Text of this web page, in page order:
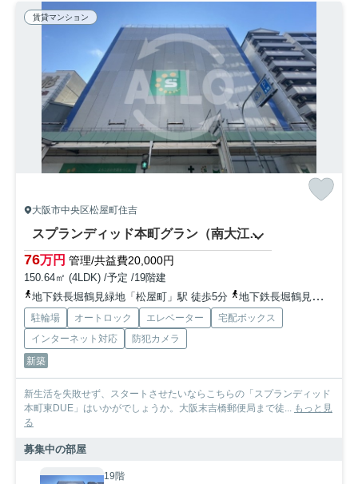
賃貸マンション
大阪市中央区松屋町住吉
スプランディッド本町グラン（南大江小学校区）
76万円 管理/共益費20,000円
150.64㎡ (4LDK) /予定 /19階建
地下鉄長堀鶴見緑地「松屋町」駅 徒歩5分
地下鉄長堀鶴見緑地「長堀橋」駅 徒歩9分
駐輪場 オートロック エレベーター
宅配ボックス
インターネット対応
防犯カメラ
新築
新生活を失敗せず、スタートさせたいならこちらの「スプランディッド
本町東DUE」はいかがでしょうか。大阪末吉橋郵便局まで徒...
もっと見
る
募集中の部屋
19階